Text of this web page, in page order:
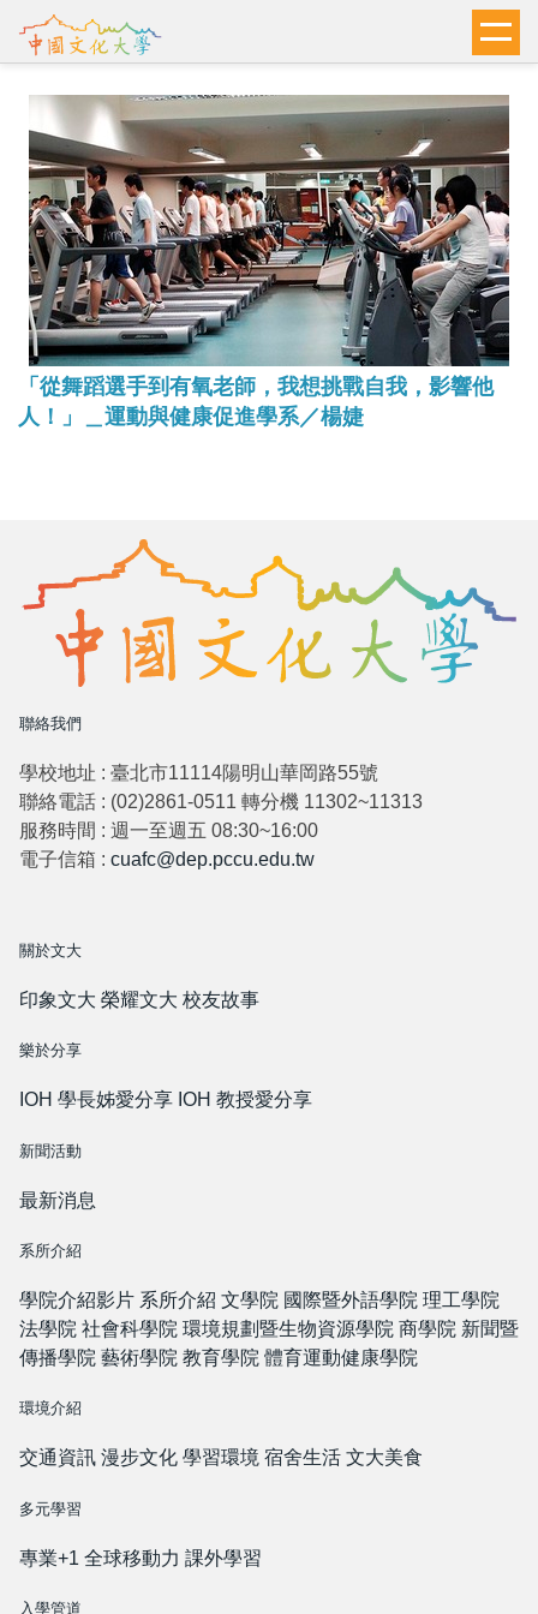
到
內
容
區
「從舞蹈選手到有氧老師，我想挑戰自我，影響他
人！」＿運動與健康促進學系／楊婕
聯絡我們
學校地址 : 臺北市11114陽明山華岡路55號
聯絡電話 : (02)2861-0511 轉分機 11302~11313
服務時間 : 週一至週五 08:30~16:00
電子信箱 : cuafc@dep.pccu.edu.tw
關於文大
印象文大 榮耀文大 校友故事
樂於分享
IOH 學長姊愛分享 IOH 教授愛分享
新聞活動
最新消息
系所介紹
學院介紹影片 系所介紹 文學院 國際暨外語學院 理工學院
法學院 社會科學院 環境規劃暨生物資源學院 商學院 新聞暨
傳播學院 藝術學院 教育學院 體育運動健康學院
環境介紹
交通資訊 漫步文化 學習環境 宿舍生活 文大美食
多元學習
專業+1 全球移動力 課外學習
入學管道